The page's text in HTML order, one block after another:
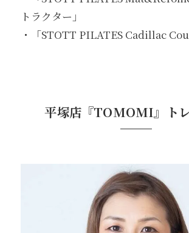
トラクター」
・「STOTT PILATES Cadillac
平塚店『TOMOMI』ト